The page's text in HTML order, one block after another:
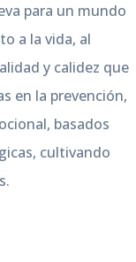
para un mundo
a la vida, al
y calidez que
en la prevención,
basados
cultivando